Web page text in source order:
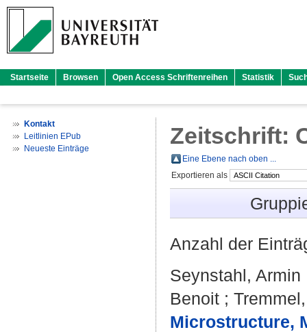
Startseite Browsen Open Access Schriftenreihen Statistik
Kontakt
Leitlinien EPub
Neueste Einträge
Zeitschrift:
Eine Ebene nach oben ...
Exportieren als
Anzahl der
Seynstahl, Armin
Benoit ;
Microstructure,